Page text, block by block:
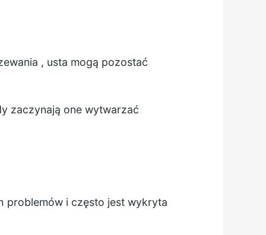
, usta mogą pozostać
zaczynają one wytwarzać
problemów i często jest wykryta